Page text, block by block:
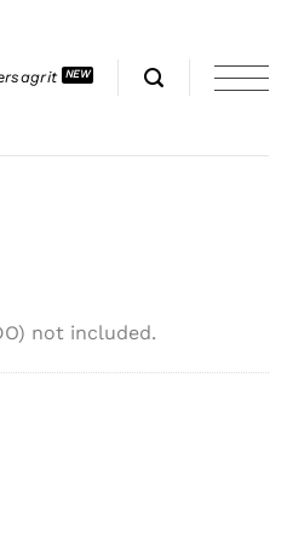
not included.